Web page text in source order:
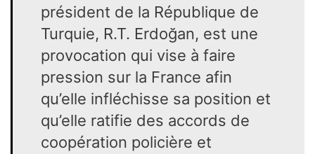
président de la République de
Turquie, R.T. Erdoğan, est une
provocation qui vise à faire
pression sur la France afin
qu’elle infléchisse sa position et
qu’elle ratifie des accords de
coopération policière et